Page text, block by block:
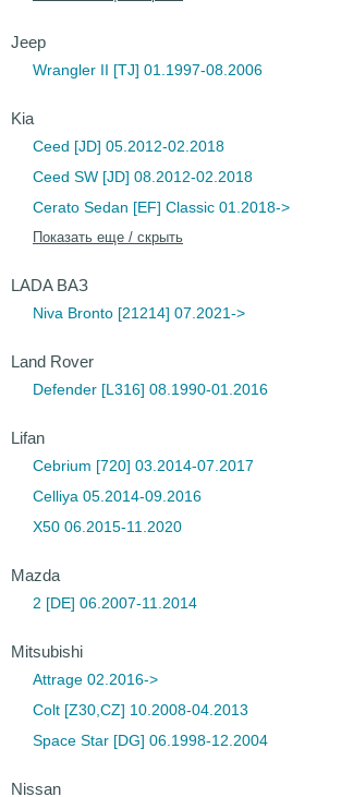
Jeep
Wrangler II [TJ] 01.1997-08.2006
Kia
Ceed [JD] 05.2012-02.2018
Ceed SW [JD] 08.2012-02.2018
Cerato Sedan [EF] Classic 01.2018->
Показать еще / скрыть
LADA ВАЗ
Niva Bronto [21214] 07.2021->
Land Rover
Defender [L316] 08.1990-01.2016
Lifan
Cebrium [720] 03.2014-07.2017
Celliya 05.2014-09.2016
X50 06.2015-11.2020
Mazda
2 [DE] 06.2007-11.2014
Mitsubishi
Attrage 02.2016->
Colt [Z30,CZ] 10.2008-04.2013
Space Star [DG] 06.1998-12.2004
Nissan